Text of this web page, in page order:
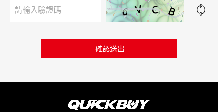
確認送出